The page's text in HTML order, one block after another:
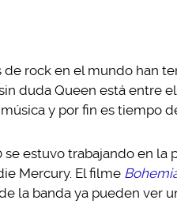
de rock en el mundo han
duda Queen está entre
y por fin es tiempo
se estuvo trabajando en
Mercury. El filme
la banda ya pueden ver